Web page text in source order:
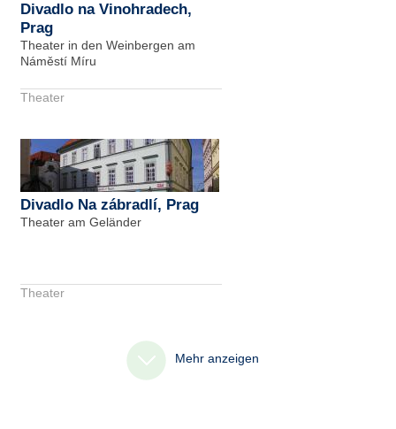
Divadlo na Vinohradech,
Prag
Theater in den Weinbergen am
Náměstí Míru
Theater
Divadlo Na zábradlí, Prag
Theater am Geländer
Theater
Mehr anzeigen